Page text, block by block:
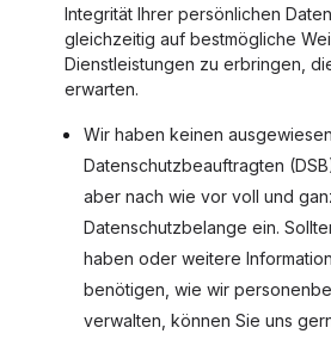
Integrität Ihrer persönlichen
gleichzeitig auf bestmögliche
Dienstleistungen zu erbringen,
erwarten.
Wir haben keinen
Datenschutzbeauftragten
aber nach wie vor voll und
Datenschutzbelange ein.
haben oder weitere
benötigen, wie wir
verwalten, können Sie uns